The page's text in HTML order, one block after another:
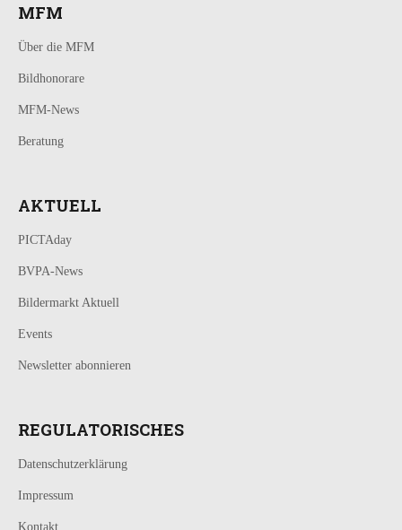
MFM
Über die MFM
Bildhonorare
MFM-News
Beratung
AKTUELL
PICTAday
BVPA-News
Bildermarkt Aktuell
Events
Newsletter abonnieren
REGULATORISCHES
Datenschutzerklärung
Impressum
Kontakt